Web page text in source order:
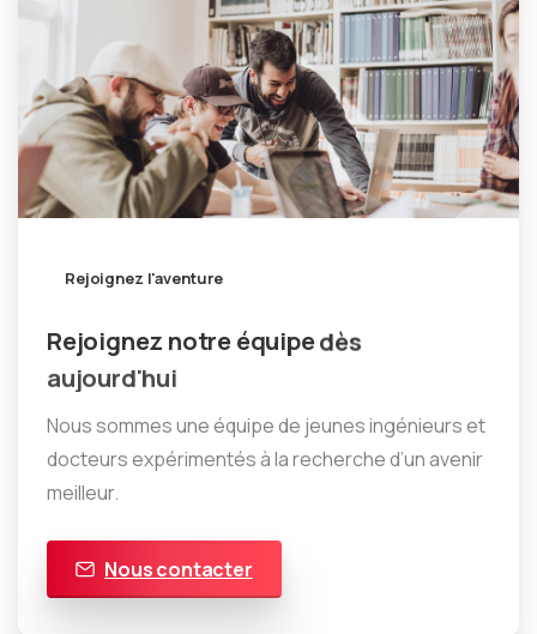
Rejoignez l'aventure
Rejoignez notreéquipedès
aujourd'hui
Nous sommes une équipe de jeunes ingénieurs et
docteurs expérimentés à la recherche d’un avenir
meilleur.
Nous contacter